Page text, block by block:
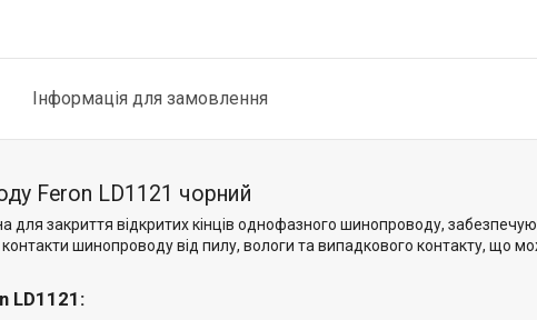
Інформація для замовлення
Feron LD1121 чорний
для закриття відкритих кінців однофазного шинопроводу,
шинопроводу від пилу, вологи та випадкового контакту, що
LD1121: